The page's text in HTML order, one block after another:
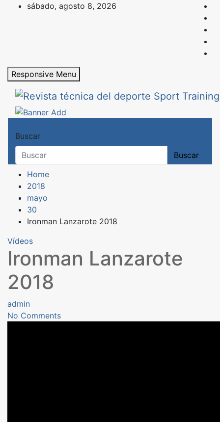
sábado, agosto 8, 2026
Responsive Menu
Revista técnica del
Sport Training es una web y revista
Buscar
Buscar
Home
2018
mayo
30
Ironman Lanzarote 2018
Vídeos
Ironman Lanzarote
2018
admin
No Comments